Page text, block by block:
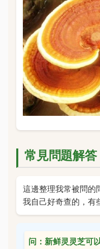
常見問題解答
這邊整理我常被問的
我自己好奇查的，有
问：新鲜灵灵芝可